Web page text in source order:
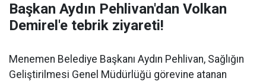
Başkan Aydın Pehlivan'dan Volkan
Demirel'e tebrik ziyareti!
Menemen Belediye Başkanı Aydın Pehlivan, Sağlığın
Geliştirilmesi Genel Müdürlüğü görevine atanan